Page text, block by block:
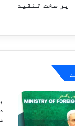
میں گھس کر فائرنگ، 7
کے سامنے فائرنگ سے 2
پر سخت تنقید